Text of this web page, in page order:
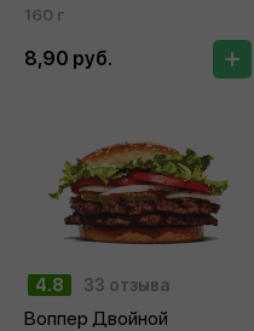
160 г
8,90 руб.
4.8 33 отзыва
Воппер Двойной